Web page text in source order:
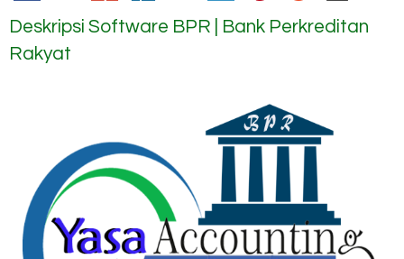
Deskripsi Software BPR | Bank Perkreditan
Rakyat